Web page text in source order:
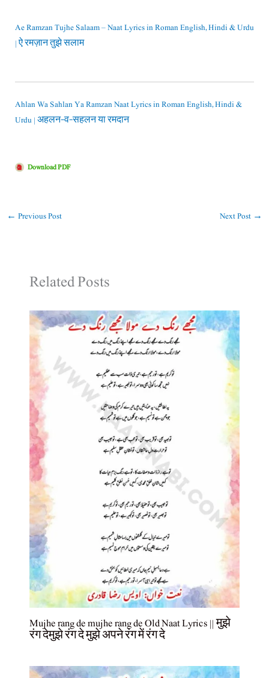
Ae Ramzan Tujhe Salaam – Naat Lyrics in Roman English, Hindi & Urdu
| ऐ रमज़ान तुझे सलाम
Ahlan Wa Sahlan Ya Ramzan Naat Lyrics in Roman English, Hindi &
Urdu | अहलन-व-सहलन या रमदान
Download PDF
← Previous Post Next Post →
Related Posts
Mujhe rang de mujhe rang de Old Naat Lyrics || मुझे
रंग देमुझे रंग दे मुझे अपने रंग में रंग दे